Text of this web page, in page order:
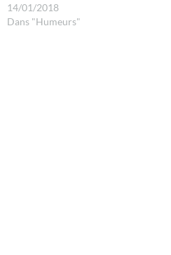
14/01/2018
Dans "Humeurs"